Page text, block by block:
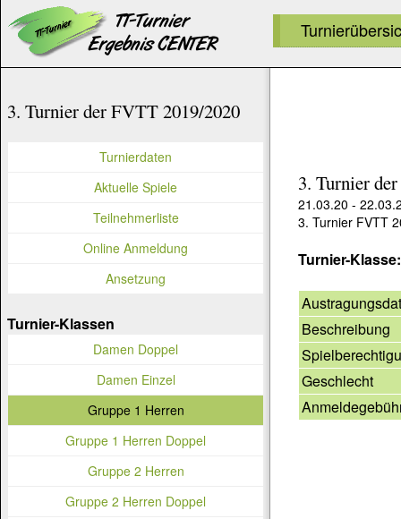
3. Turnier
21.03.20 -
3. Turnier FVTT
Turnier-
Beschreibung
Geschlecht
3. Turnier der FVTT 2019/2020
Turnierdaten
Aktuelle Spiele
Teilnehmerliste
Online Anmeldung
Ansetzung
Turnier-Klassen
Damen Doppel
Damen Einzel
Gruppe 1 Herren
Gruppe 1 Herren Doppel
Gruppe 2 Herren
Gruppe 2 Herren Doppel